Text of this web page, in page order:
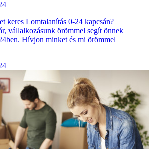
keres Lomtalanítás 0-24 kapcsán?
vállalkozásunk örömmel segít önnek
Hívjon minket és mi örömmel